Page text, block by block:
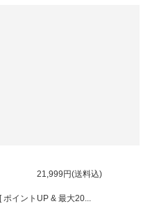
21,999円(送料込)
[ ポイントUP & 最大20...